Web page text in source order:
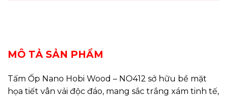
MÔ TẢ SẢN PHẨM
Tấm Ốp Nano Hobi Wood – NO412 sở hữu bề mặt
họa tiết vân vải độc đáo, mang sắc trắng xám tinh tế,